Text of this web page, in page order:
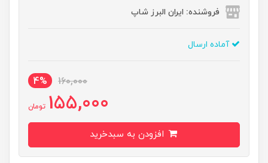
فروشنده: ایران البرز شاپ
آماده ارسال
160,000
4%
155,000 تومان